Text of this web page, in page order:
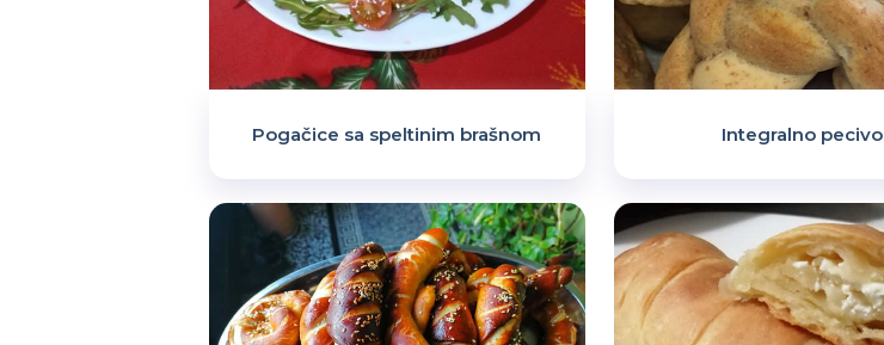
Pogačice sa speltinim brašnom Integralno pecivo